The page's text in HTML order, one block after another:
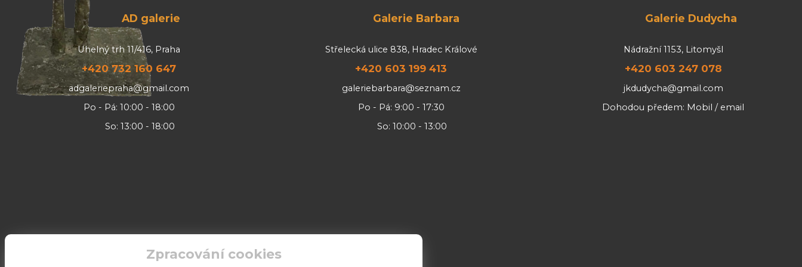
AD galerie
Uhelný trh 11/416, Praha
+420 732 160 647
adgaleriepraha@gmail.com
Po - Pá: 10:00 - 18:00
So: 13:00 - 18:00
Galerie Barbara
Střelecká ulice 838, Hradec Králové
+420 603 199 413
galeriebarbara@seznam.cz
Po - Pá: 9:00 - 17:30
So: 10:00 - 13:00
Galerie Dudycha
Nádražní 1153, Litomyšl
+420 603 247 078
jkdudycha@gmail.com
Dohodou předem: Mobil / email
Zpracování cookies